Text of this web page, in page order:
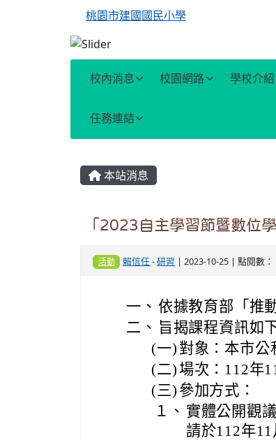
桃園市建國國民小學
校內消息 校園網路 學校介紹
任務連結
主內容區域
本站消息
「2023自主學習節暨數位
活動 賴信任-研習 | 2023-10-25 | 點閱數：
一、 依據教育部「推
二、 旨揭課程資訊如
(一) 對象：本市公
(二)場次：112年
(三) 參加方式：
１、 實體公開觀
請於112年